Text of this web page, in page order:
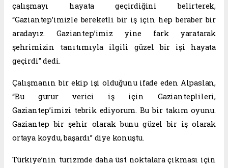
çalışmayı hayata geçirdiğini belirterek,
“Gaziantep’imizle bereketli bir iş için hep beraber bir
aradayız. Gaziantep’imiz yine fark yaratarak
şehrimizin tanıtımıyla ilgili güzel bir işi hayata
geçirdi” dedi.
Çalışmanın bir ekip işi olduğunu ifade eden Alpaslan,
“Bu gurur verici iş için Gazianteplileri,
Gaziantep’imizi tebrik ediyorum. Bu bir takım oyunu.
Gaziantep bir şehir olarak bunu güzel bir iş olarak
ortaya koydu, başardı” diye konuştu.
Türkiye’nin turizmde daha üst noktalara çıkması için